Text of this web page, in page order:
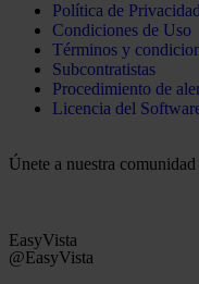
Política de Privacidad
Condiciones de Uso
Términos y
Subcontratistas
Procedimiento de
Licencia del
Únete a nuestra comunidad
EasyVista
@EasyVista